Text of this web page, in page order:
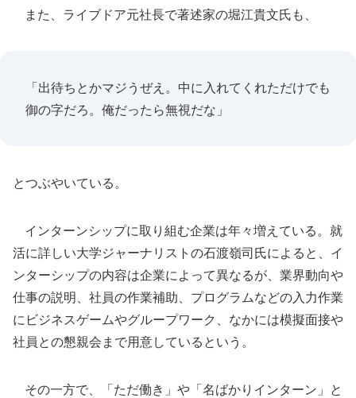
また、ライブドア元社長で著述家の堀江貴文氏も、
「出待ちとかマジうぜえ。中に入れてくれただけでも
御の字だろ。俺だったら無視だな」
とつぶやいている。
インターンシップに取り組む企業は年々増えている。就
活に詳しい大学ジャーナリストの石渡嶺司氏によると、イ
ンターシップの内容は企業によって異なるが、業界動向や
仕事の説明、社員の作業補助、プログラムなどの入力作業
にビジネスゲームやグループワーク、なかには模擬面接や
社員との懇親会まで用意しているという。
その一方で、「ただ働き」や「名ばかりインターン」と